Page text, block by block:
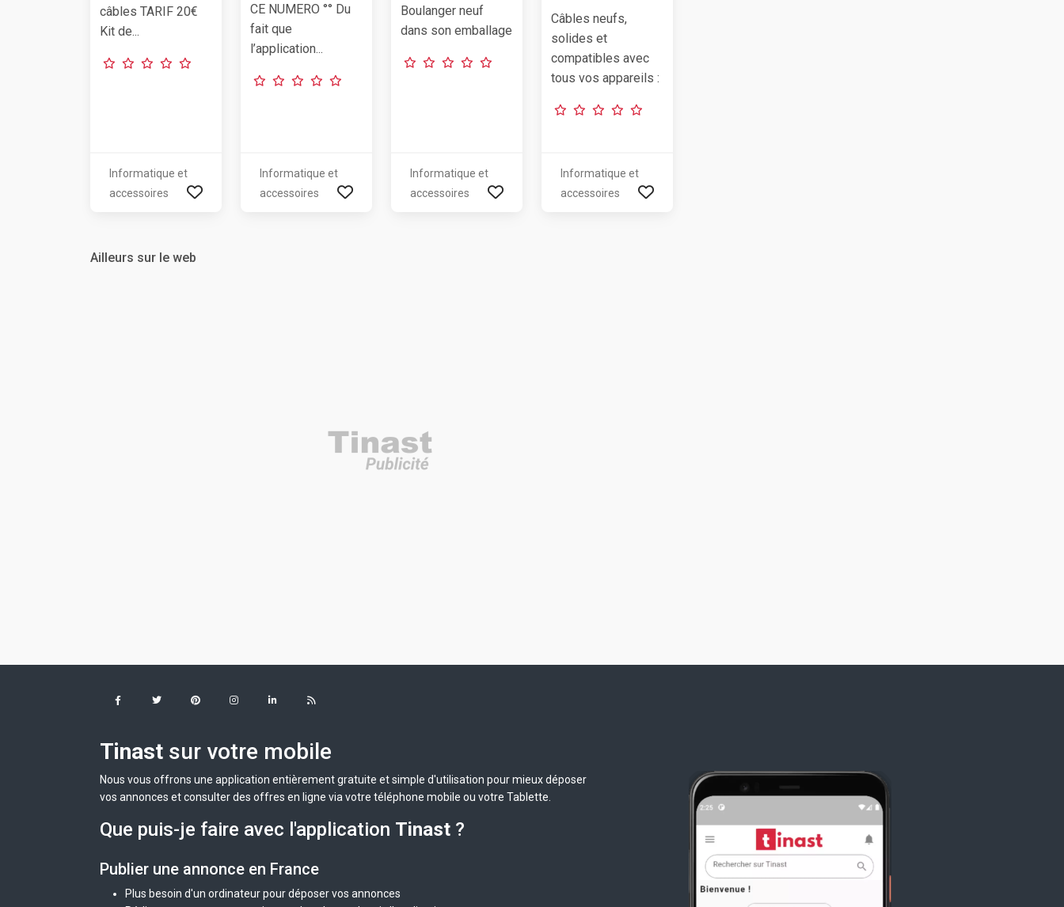
câbles TARIF 20€
Kit de...
Informatique et
accessoires
CE NUMERO °° Du
fait que
l’application...
Informatique et
accessoires
Boulanger neuf
dans son emballage
Informatique et
accessoires
Câbles neufs,
solides et
compatibles avec
tous vos appareils :
Informatique et
accessoires
Ailleurs sur le web
Tinast sur votre mobile
Nous vous offrons une application entièrement gratuite et simple d'utilisation pour mieux déposer
vos annonces et consulter des offres en ligne via votre téléphone mobile ou votre Tablette.
Que puis-je faire avec l'application Tinast ?
Publier une annonce en France
Plus besoin d'un ordinateur pour déposer vos annonces